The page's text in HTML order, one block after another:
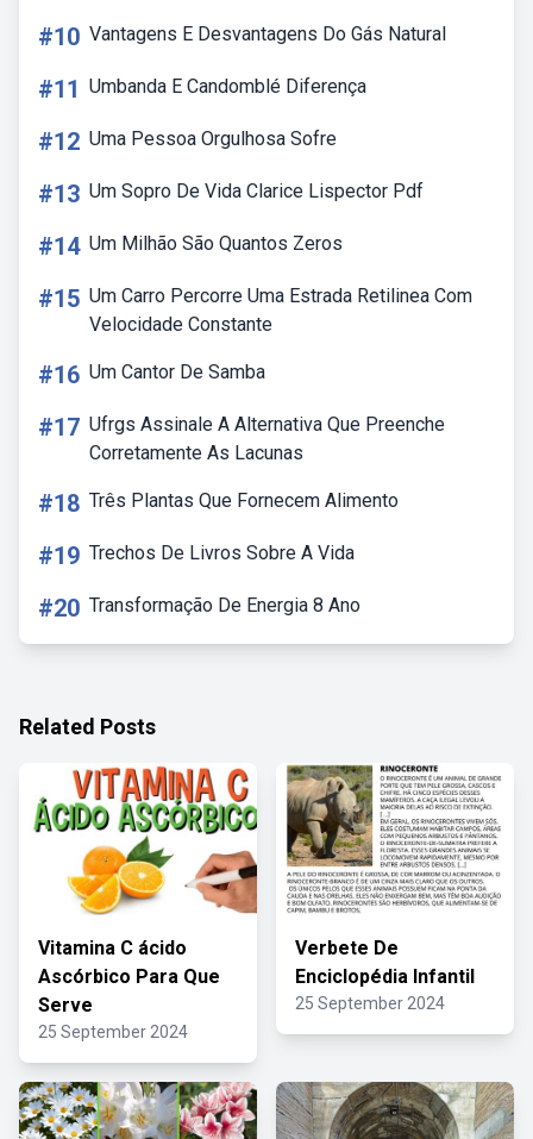
#10 Vantagens E Desvantagens Do Gás Natural
#11 Umbanda E Candomblé Diferença
#12 Uma Pessoa Orgulhosa Sofre
#13 Um Sopro De Vida Clarice Lispector Pdf
#14 Um Milhão São Quantos Zeros
#15 Um Carro Percorre Uma Estrada Retilinea Com
Velocidade Constante
#16 Um Cantor De Samba
#17 Ufrgs Assinale A Alternativa Que Preenche
Corretamente As Lacunas
#18 Três Plantas Que Fornecem Alimento
#19 Trechos De Livros Sobre A Vida
#20 Transformação De Energia 8 Ano
Related Posts
Vitamina C ácido
Ascórbico Para Que
Serve
25 September 2024
Verbete De
Enciclopédia Infantil
25 September 2024